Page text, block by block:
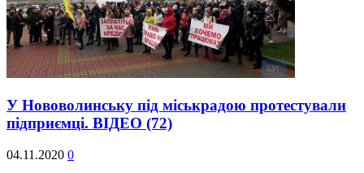
У Нововолинську під міськрадою протестували
підприємці. ВІДЕО (72)
04.11.2020 0